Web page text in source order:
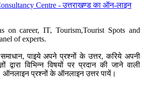
Centre - उत्तराखण्ड का ऑन-लाइन
on career, IT, Tourism,Tourist Spots and
of experts.
पाइये अपने प्रश्नों के उत्तर, करिये अपनी
द्वारा विभिन्न विषयों पर प्रदान की जाने वाली
ऑनलाइन प्रश्नों के ऑनलाइन उत्तर पायें।